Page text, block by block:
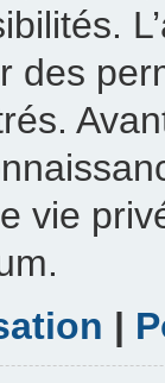
des
vie
|